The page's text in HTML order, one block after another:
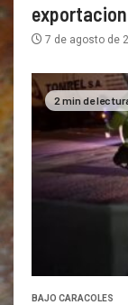
7 de agosto de
2 min de
BAJO CARACOLES